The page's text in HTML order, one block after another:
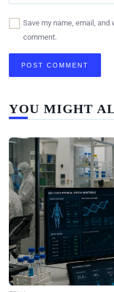
Save my name, email,
comment.
YOU MIGHT